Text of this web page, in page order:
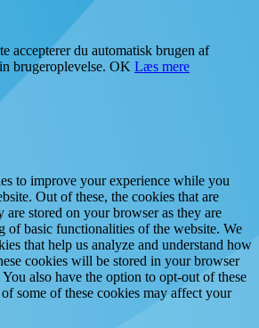
accepterer du automatisk brugen af
brugeroplevelse. OK Læs mere
to improve your experience while you
Out of these, the cookies that are
are stored on your browser as they are
of basic functionalities of the website. We
that help us analyze and understand how
cookies will be stored in your browser
also have the option to opt-out of these
some of these cookies may affect your